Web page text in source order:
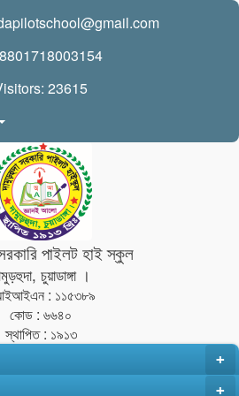
23615
পাইলট হাই স্কুল
চুয়াডাঙ্গা ।
: ১১৫৩৮৯
কোড : ৬৬৪০
স্থাপিত : ১৯১৩
+
+